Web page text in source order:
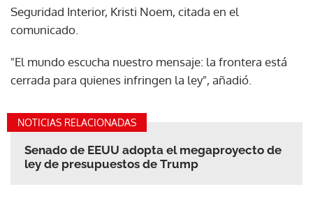
Seguridad Interior, Kristi Noem, citada en el
comunicado.
"El mundo escucha nuestro mensaje: la frontera está
cerrada para quienes infringen la ley", añadió.
NOTICIAS RELACIONADAS
Senado de EEUU adopta el megaproyecto de
ley de presupuestos de Trump